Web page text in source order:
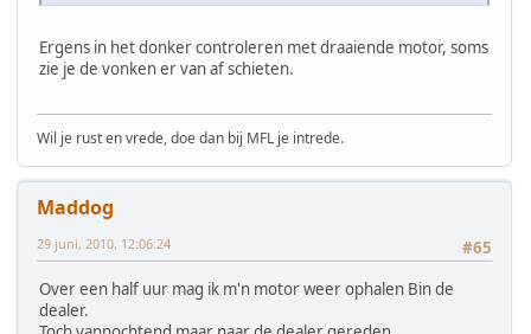
Ergens in het donker controleren met draaiende motor, soms
zie je de vonken er van af schieten.
Wil je rust en vrede, doe dan bij MFL je intrede.
Maddog
#65
29 juni, 2010, 12:06:24
Over een half uur mag ik m'n motor weer ophalen Bin de
dealer.